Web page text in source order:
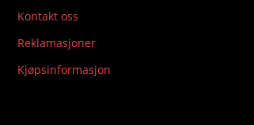
Kontakt oss
Reklamasjoner
Kjøpsinformasjon